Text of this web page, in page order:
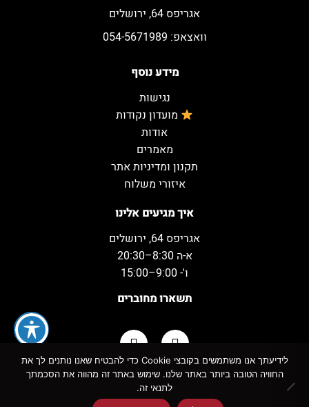
איך מגיעים אלינו
אגריפס 64, ירושלים
א-ה 8:30–20:30
ו'- 9:00–15:00
תשארו מחוברים
מידע נוסף
נגישות
מועדון נקודות
אודות
מאמרים
תקנון ומדיניות אתר
איזורי משלוח
אגריפס 64, ירושלים
וואצאפ: 054-5671989
כל הזכויות שמורות למשקאות המשמח ©
לידיעתך אנו משתמשים בקובצי Cookie כדי להבטיח שאנו נותנים לך את
החוויה הטובה ביותר באתר שלנו. שימוש באתר זה מהווה את הסכמתך
לתנאי זה.